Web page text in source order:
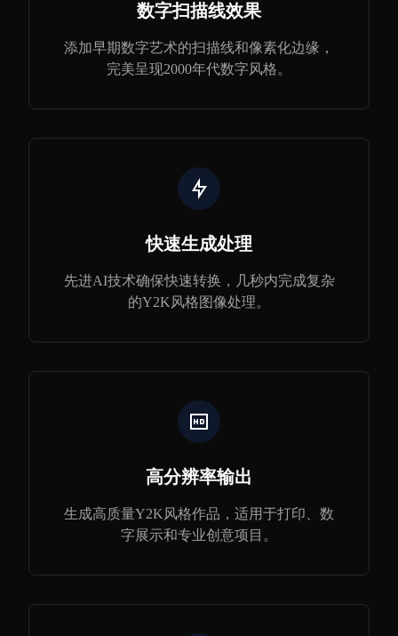
数字扫描线效果
添加早期数字艺术的扫描线和像素化边缘，
完美呈现2000年代数字风格。
快速生成处理
先进AI技术确保快速转换，几秒内完成复杂
的Y2K风格图像处理。
高分辨率输出
生成高质量Y2K风格作品，适用于打印、数
字展示和专业创意项目。